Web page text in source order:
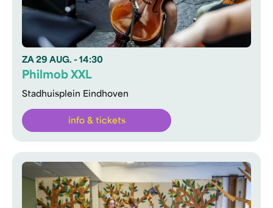
ZA 29 AUG. - 14:30
Stadhuisplein Eindhoven
Philmob XXL
info & tickets